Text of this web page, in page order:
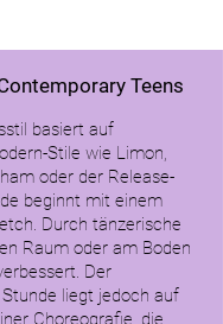
Teens
basiert auf
Stile wie Limon,
oder der Release-
beginnt mit einem
Durch tänzerische
Raum oder am Boden
Der
liegt jedoch auf
Choreografie, die